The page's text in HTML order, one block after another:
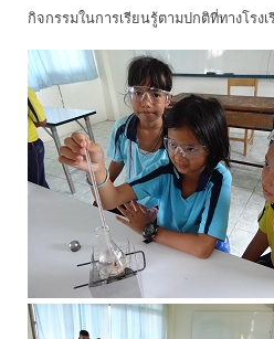
กิจกรรมในการเรียนรู้ตามปกติที่ทางโรง